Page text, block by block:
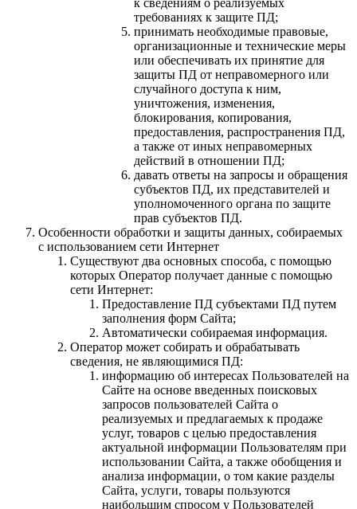
требованиях к защите ПД;
принимать необходимые правовые,
организационные и технические меры
или обеспечивать их принятие для
защиты ПД от неправомерного или
случайного доступа к ним,
уничтожения, изменения,
блокирования, копирования,
предоставления, распространения ПД,
а также от иных неправомерных
действий в отношении ПД;
давать ответы на запросы и обращения
субъектов ПД, их представителей и
уполномоченного органа по защите
прав субъектов ПД.
Особенности обработки и защиты данных, собираемых
с использованием сети Интернет
Существуют два основных способа, с помощью
которых Оператор получает данные с помощью
сети Интернет:
Предоставление ПД субъектами ПД путем
заполнения форм Сайта;
Автоматически собираемая информация.
Оператор может собирать и обрабатывать
сведения, не являющимися ПД:
информацию об интересах Пользователей на
Сайте на основе введенных поисковых
запросов пользователей Сайта о
реализуемых и предлагаемых к продаже
услуг, товаров с целью предоставления
актуальной информации Пользователям при
использовании Сайта, а также обобщения и
анализа информации, о том какие разделы
Сайта, услуги, товары пользуются
наибольшим спросом у Пользователей